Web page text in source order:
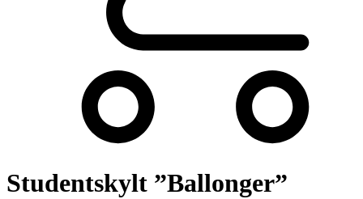
Studentskylt ”Ballonger”